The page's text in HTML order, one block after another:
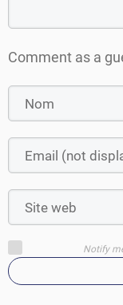
Comment as a
Notify